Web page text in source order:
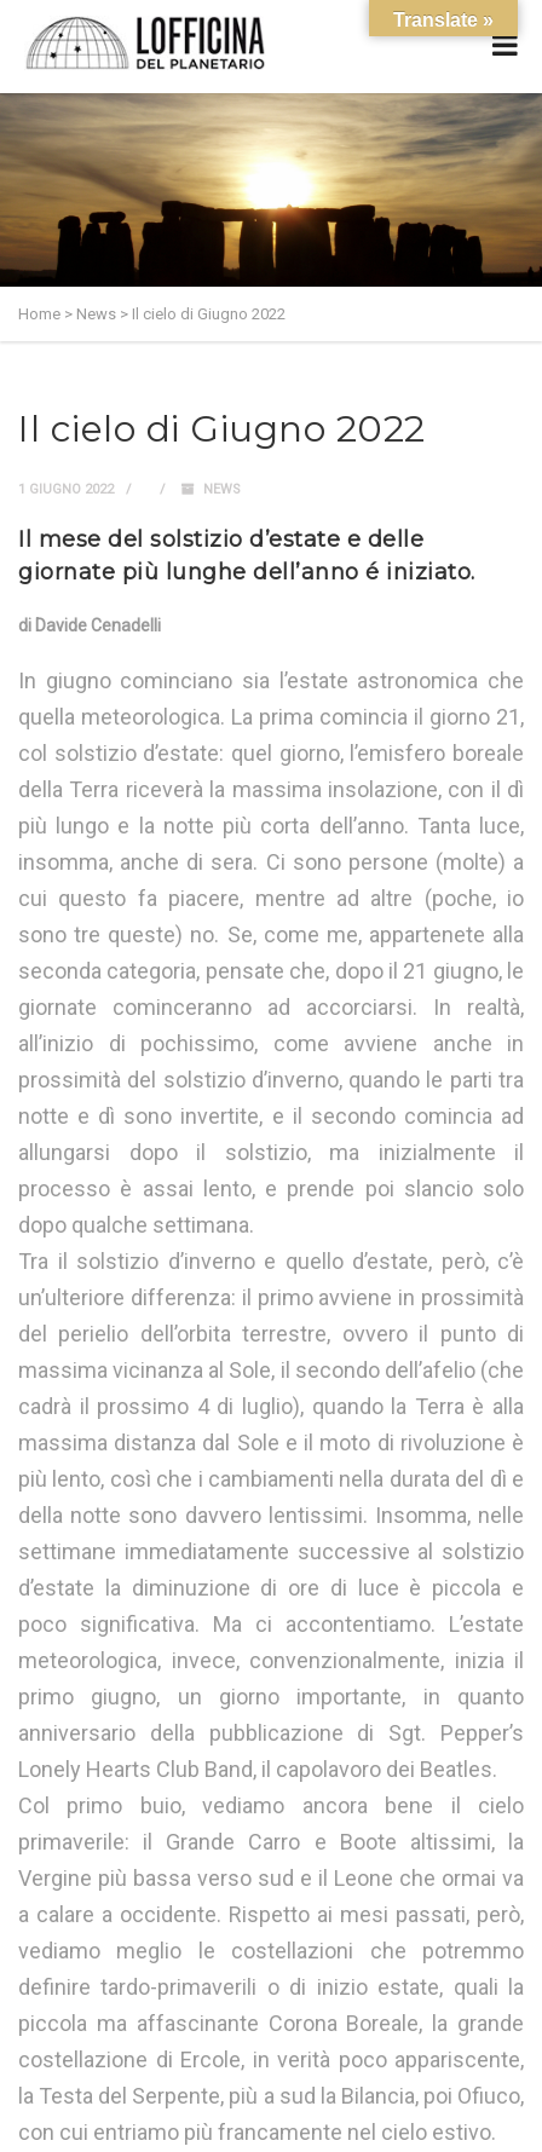
Home > News > Il cielo di Giugno 2022
Il cielo di Giugno 2022
1 GIUGNO 2022 NEWS
Il mese del solstizio d’estate e delle
giornate più lunghe dell’anno é iniziato.
di Davide Cenadelli
In giugno cominciano sia l’estate astronomica che
quella meteorologica. La prima comincia il giorno 21,
col solstizio d’estate: quel giorno, l’emisfero boreale
della Terra riceverà la massima insolazione, con il dì
più lungo e la notte più corta dell’anno. Tanta luce,
insomma, anche di sera. Ci sono persone (molte) a
cui questo fa piacere, mentre ad altre (poche, io
sono tre queste) no. Se, come me, appartenete alla
seconda categoria, pensate che, dopo il 21 giugno, le
giornate cominceranno ad accorciarsi. In realtà,
all’inizio di pochissimo, come avviene anche in
prossimità del solstizio d’inverno, quando le parti tra
notte e dì sono invertite, e il secondo comincia ad
allungarsi dopo il solstizio, ma inizialmente il
processo è assai lento, e prende poi slancio solo
dopo qualche settimana.
Tra il solstizio d’inverno e quello d’estate, però, c’è
un’ulteriore differenza: il primo avviene in prossimità
del perielio dell’orbita terrestre, ovvero il punto di
massima vicinanza al Sole, il secondo dell’afelio (che
cadrà il prossimo 4 di luglio), quando la Terra è alla
massima distanza dal Sole e il moto di rivoluzione è
più lento, così che i cambiamenti nella durata del dì e
della notte sono davvero lentissimi. Insomma, nelle
settimane immediatamente successive al solstizio
d’estate la diminuzione di ore di luce è piccola e
poco significativa. Ma ci accontentiamo. L’estate
meteorologica, invece, convenzionalmente, inizia il
primo giugno, un giorno importante, in quanto
anniversario della pubblicazione di Sgt. Pepper’s
Lonely Hearts Club Band, il capolavoro dei Beatles.
Col primo buio, vediamo ancora bene il cielo
primaverile: il Grande Carro e Boote altissimi, la
Vergine più bassa verso sud e il Leone che ormai va
a calare a occidente. Rispetto ai mesi passati, però,
vediamo meglio le costellazioni che potremmo
definire tardo-primaverili o di inizio estate, quali la
piccola ma affascinante Corona Boreale, la grande
costellazione di Ercole, in verità poco appariscente,
la Testa del Serpente, più a sud la Bilancia, poi Ofiuco,
con cui entriamo più francamente nel cielo estivo.
Translate »